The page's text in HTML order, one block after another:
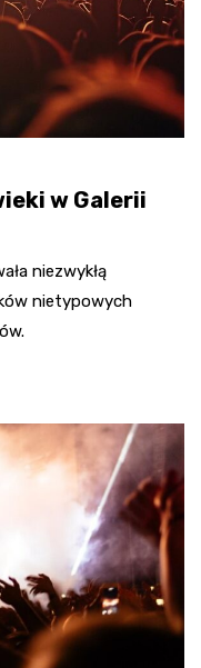
w Galerii
niezwykłą
nietypowych